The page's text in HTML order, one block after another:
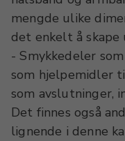
mengde ulike
det enkelt å skape
- Smykkedeler som
som hjelpemidler
som avslutninger,
Det finnes også
lignende i denne